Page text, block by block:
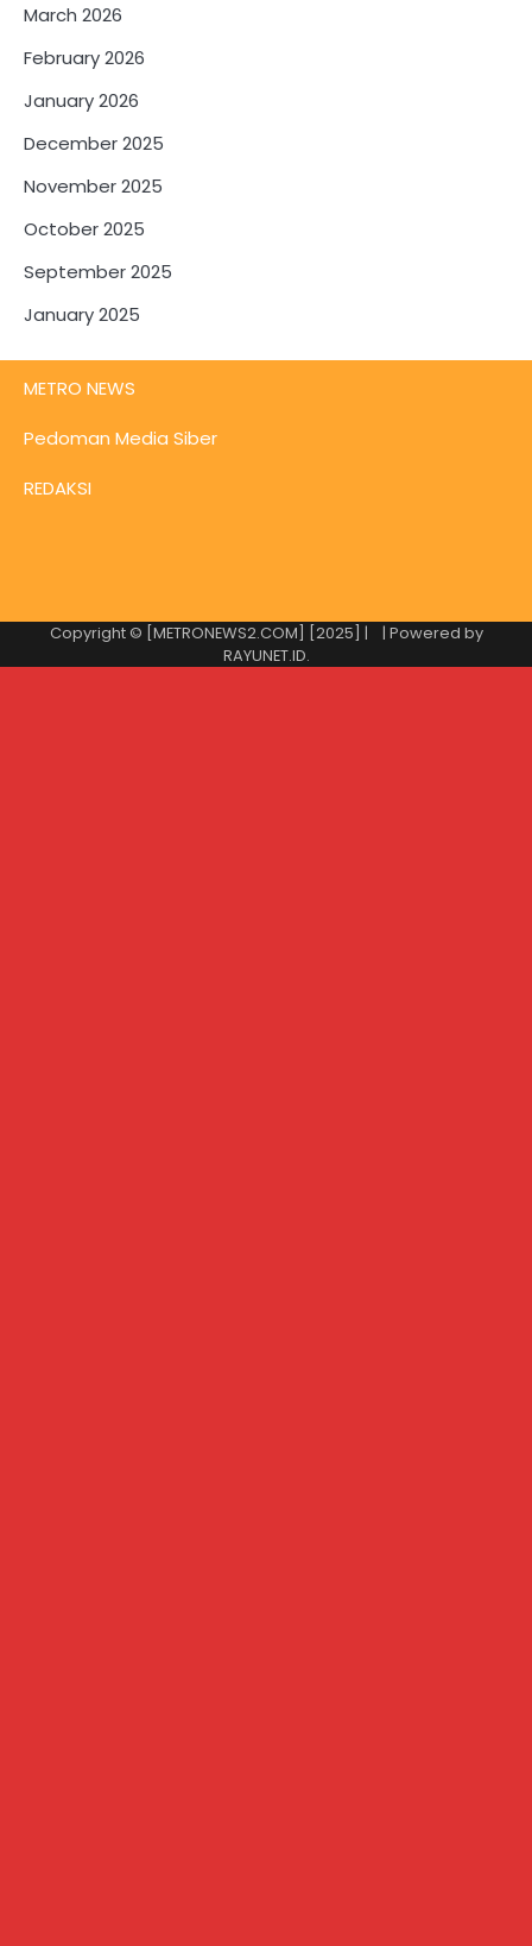
March 2026
February 2026
January 2026
December 2025
November 2025
October 2025
September 2025
January 2025
METRO NEWS
Pedoman Media Siber
REDAKSI
Copyright © [METRONEWS2.COM] [2025] |
| Powered by
RAYUNET.ID.